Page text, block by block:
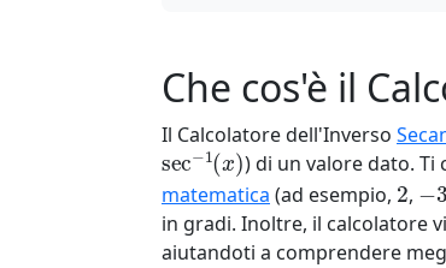
Che cos'è il
Il Calcolatore dell'Inverso
sec−1(x)
) di un valore dato.
matematica (ad esempio,
2
,
−3
in gradi. Inoltre, il calcolatore
aiutandoti a comprendere